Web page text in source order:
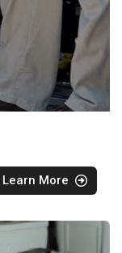
Learn More